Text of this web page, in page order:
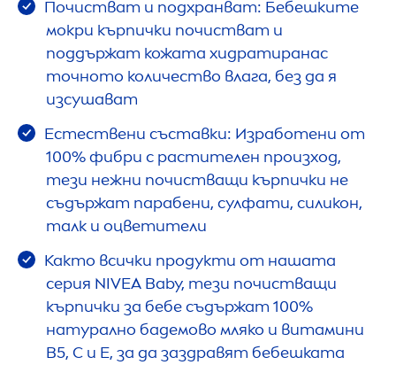
Почистват и подхранват: Бебешките
мокри кърпички почистват и
поддържат кожата хидратиранас
точното количество влага, без да я
изсушават
Естествени съставки: Изработени от
100% фибри с растителен произход,
тези нежни почистващи кърпички не
съдържат парабени, сулфати, силикон,
талк и оцветители
Както всички продукти от нашата
серия NIVEA Baby, тези почистващи
кърпички за бебе съдържат 100%
натурално бадемово мляко и витамини
B5, C и E, за да заздравят бебешката